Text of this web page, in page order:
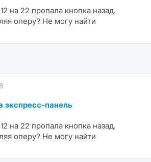
на 22 пропала кнопка назад.
оперу? Не могу найти
экспресс-панель
на 22 пропала кнопка назад.
оперу? Не могу найти